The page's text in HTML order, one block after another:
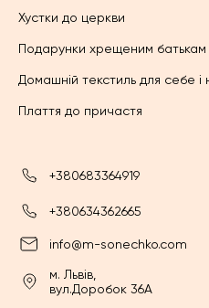
Хустки до церкви
Подарунки хрещеним батькам
Домашній текстиль для себе
Плаття до причастя
+380683364919
+380634362665
info@m-sonechko.com
м. Львів,
вул.Доробок 36А